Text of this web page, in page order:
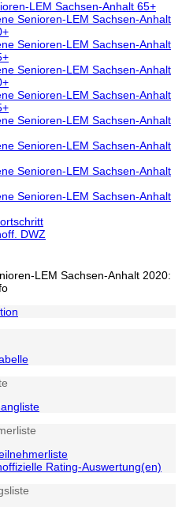
LEM Sachsen-Anhalt 65+
Senioren-LEM Sachsen-Anhalt
Senioren-LEM Sachsen-Anhalt
Senioren-LEM Sachsen-Anhalt
Senioren-LEM Sachsen-Anhalt
Senioren-LEM Sachsen-Anhalt
Senioren-LEM Sachsen-Anhalt
Senioren-LEM Sachsen-Anhalt
Senioren-LEM Sachsen-Anhalt
DWZ
LEM Sachsen-Anhalt 2020:
Rating-Auswertung(en)